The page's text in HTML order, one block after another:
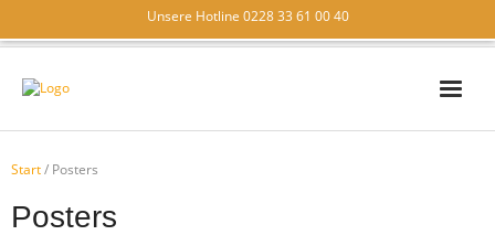
Unsere Hotline 0228 33 61 00 40
Start/ Posters
Posters